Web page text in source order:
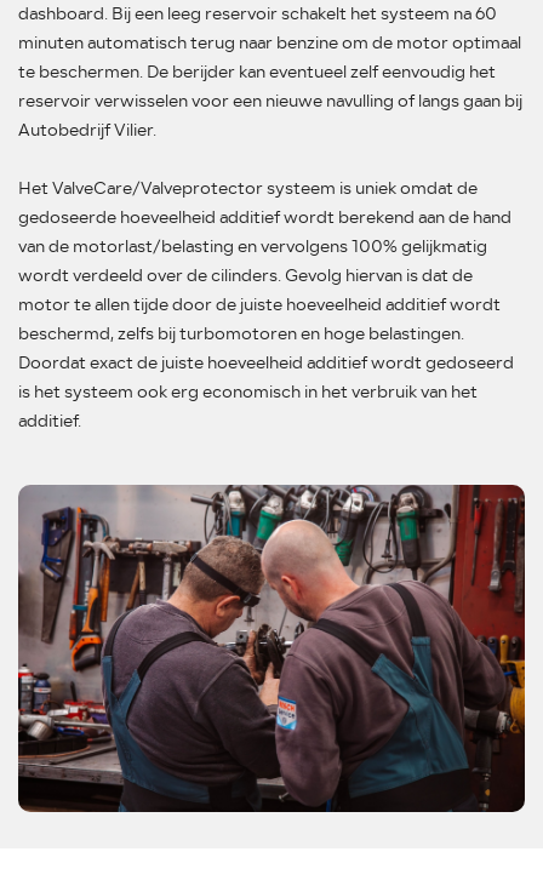
dashboard. Bij een leeg reservoir schakelt het systeem na 60
minuten automatisch terug naar benzine om de motor optimaal
te beschermen. De berijder kan eventueel zelf eenvoudig het
reservoir verwisselen voor een nieuwe navulling of langs gaan bij
Autobedrijf Vilier.
Het ValveCare/Valveprotector systeem is uniek omdat de
gedoseerde hoeveelheid additief wordt berekend aan de hand
van de motorlast/belasting en vervolgens 100% gelijkmatig
wordt verdeeld over de cilinders. Gevolg hiervan is dat de
motor te allen tijde door de juiste hoeveelheid additief wordt
beschermd, zelfs bij turbomotoren en hoge belastingen.
Doordat exact de juiste hoeveelheid additief wordt gedoseerd
is het systeem ook erg economisch in het verbruik van het
additief.